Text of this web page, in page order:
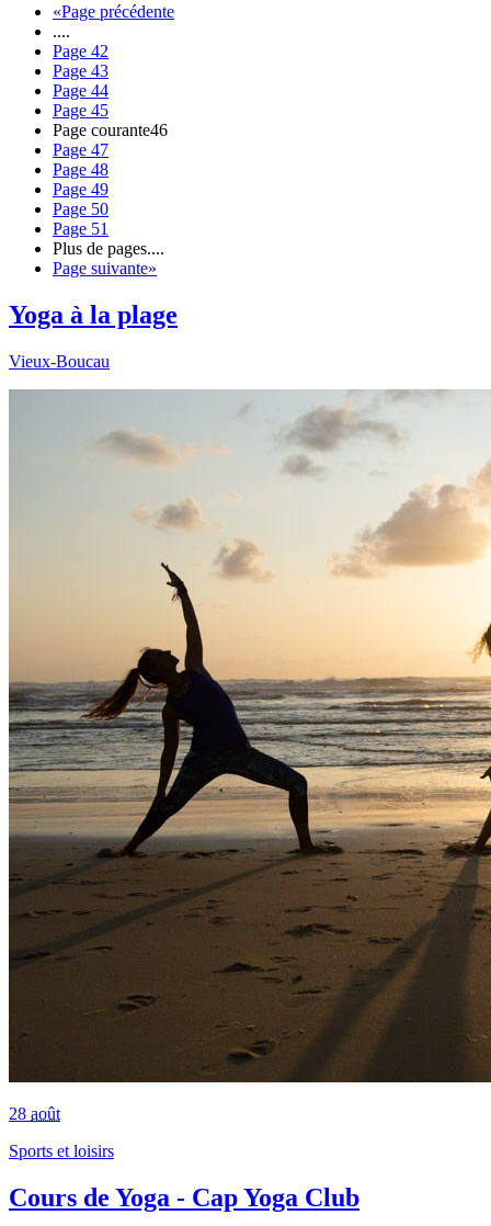
«Page précédente
....
Page 42
Page 43
Page 44
Page 45
Page courante46
Page 47
Page 48
Page 49
Page 50
Page 51
Plus de pages....
Page suivante»
Yoga à la plage
Vieux-Boucau
28 août
Sports et loisirs
Cours de Yoga - Cap Yoga Club